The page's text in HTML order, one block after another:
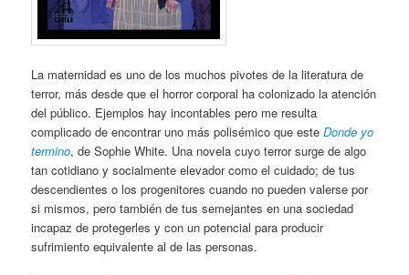
La maternidad es uno de los muchos pivotes de la literatura de
terror, más desde que el horror corporal ha colonizado la atención
del público. Ejemplos hay incontables pero me resulta
complicado de encontrar uno más polisémico que esteDonde yo
termino, de Sophie White. Una novela cuyo terror surge de algo
tan cotidiano y socialmente elevador como el cuidado; de tus
descendientes o los progenitores cuando no pueden valerse por
si mismos, pero también de tus semejantes en una sociedad
incapaz de protegerles y con un potencial para producir
sufrimiento equivalente al de las personas.